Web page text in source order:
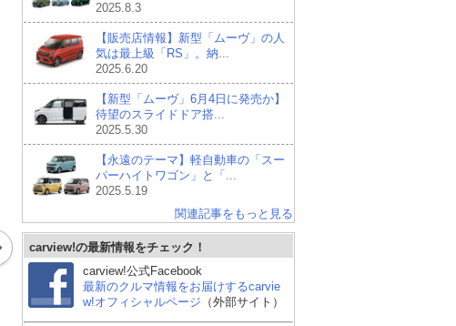
2025.8.3
【販売店情報】新型「ムーヴ」の人
気は最上級「RS」。納...
2025.6.20
【新型「ムーヴ」6月4日に発売か】
待望のスライドドア搭...
2025.5.30
【永遠のテーマ】軽自動車の「スー
パーハイトワゴン」と「...
2025.5.19
関連記事をもっと見る
carview!の最新情報をチェック！
carview!公式Facebook
最新のクルマ情報をお届けするcarvie
w!オフィシャルページ （外部サイト）